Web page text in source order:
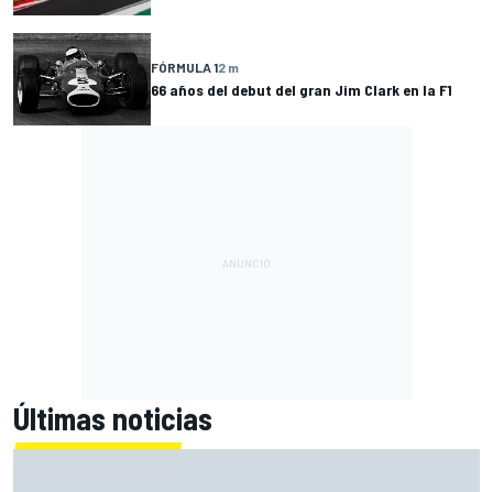
FÓRMULA 12 m
66 años del debut del gran Jim Clark en la F1
Últimas noticias